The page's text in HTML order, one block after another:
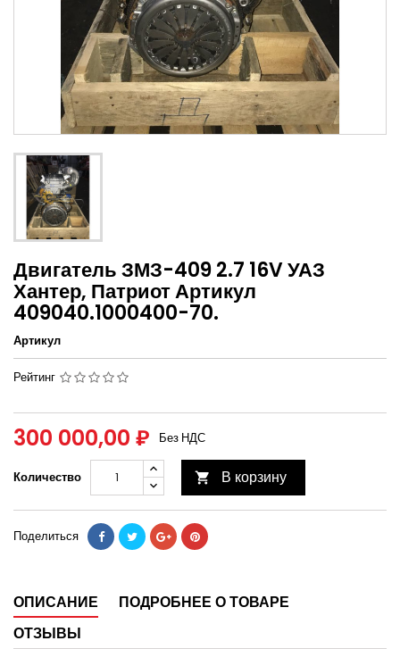
Двигатель ЗМЗ-409 2.7 16V УАЗ
Хантер, Патриот Артикул
409040.1000400-70.
Артикул
Рейтинг
300 000,00 ₽ Без НДС
Количество  В корзину
Поделиться
ОПИСАНИЕ
ПОДРОБНЕЕ О ТОВАРЕ
ОТЗЫВЫ